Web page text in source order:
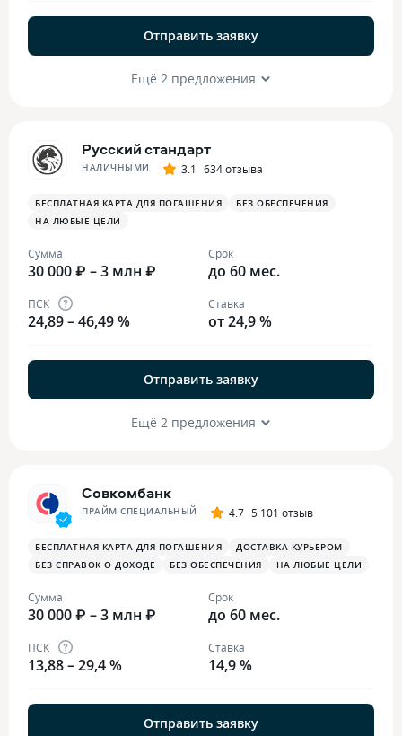
Отправить заявку
Ещё 2 предложения
Русский стандарт
НАЛИЧНЫМИ 3.1 634 отзыва
БЕСПЛАТНАЯ КАРТА ДЛЯ ПОГАШЕНИЯ
БЕЗ ОБЕСПЕЧЕНИЯ
НА ЛЮБЫЕ ЦЕЛИ
Сумма
30 000 ₽ – 3 млн ₽
Срок
до 60 мес.
ПСК
24,89 – 46,49 %
Ставка
от 24,9 %
Отправить заявку
Ещё 2 предложения
Совкомбанк
ПРАЙМ СПЕЦИАЛЬНЫЙ 4.7 5 101 отзыв
БЕСПЛАТНАЯ КАРТА ДЛЯ ПОГАШЕНИЯ
ДОСТАВКА КУРЬЕРОМ
БЕЗ СПРАВОК О ДОХОДЕ
БЕЗ ОБЕСПЕЧЕНИЯ НА ЛЮБЫЕ ЦЕЛИ
Сумма
30 000 ₽ – 3 млн ₽
Срок
до 60 мес.
ПСК
13,88 – 29,4 %
Ставка
14,9 %
Отправить заявку